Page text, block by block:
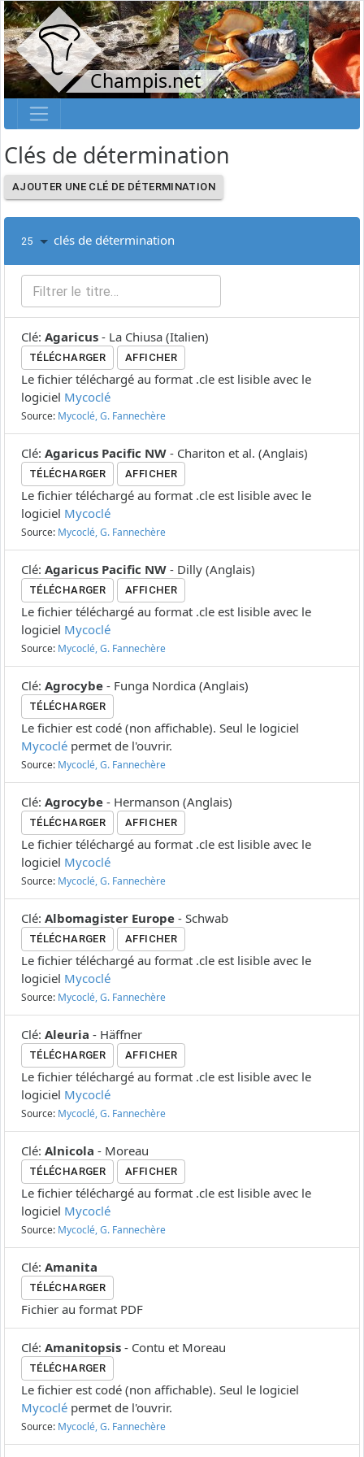
Champis.net
Clés de détermination
AJOUTER UNE CLÉ DE DÉTERMINATION
25 clés de détermination
Clé: Agaricus - La Chiusa (Italien)
TÉLÉCHARGER AFFICHER
Le fichier téléchargé au format .cle est lisible avec le
logiciel Mycoclé
Source: Mycoclé, G. Fannechère
Clé: Agaricus Pacific NW - Chariton et al. (Anglais)
TÉLÉCHARGER AFFICHER
Le fichier téléchargé au format .cle est lisible avec le
logiciel Mycoclé
Source: Mycoclé, G. Fannechère
Clé: Agaricus Pacific NW - Dilly (Anglais)
TÉLÉCHARGER AFFICHER
Le fichier téléchargé au format .cle est lisible avec le
logiciel Mycoclé
Source: Mycoclé, G. Fannechère
Clé: Agrocybe - Funga Nordica (Anglais)
TÉLÉCHARGER
Le fichier est codé (non affichable). Seul le logiciel
Mycoclé permet de l'ouvrir.
Source: Mycoclé, G. Fannechère
Clé: Agrocybe - Hermanson (Anglais)
TÉLÉCHARGER AFFICHER
Le fichier téléchargé au format .cle est lisible avec le
logiciel Mycoclé
Source: Mycoclé, G. Fannechère
Clé: Albomagister Europe - Schwab
TÉLÉCHARGER AFFICHER
Le fichier téléchargé au format .cle est lisible avec le
logiciel Mycoclé
Source: Mycoclé, G. Fannechère
Clé: Aleuria - Häffner
TÉLÉCHARGER AFFICHER
Le fichier téléchargé au format .cle est lisible avec le
logiciel Mycoclé
Source: Mycoclé, G. Fannechère
Clé: Alnicola - Moreau
TÉLÉCHARGER AFFICHER
Le fichier téléchargé au format .cle est lisible avec le
logiciel Mycoclé
Source: Mycoclé, G. Fannechère
Clé: Amanita
TÉLÉCHARGER
Fichier au format PDF
Clé: Amanitopsis - Contu et Moreau
TÉLÉCHARGER
Le fichier est codé (non affichable). Seul le logiciel
Mycoclé permet de l'ouvrir.
Source: Mycoclé, G. Fannechère